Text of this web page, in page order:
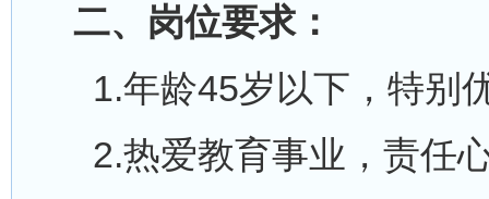
二、岗位要求：
1.年龄45岁以下，特别
2.热爱教育事业，责任